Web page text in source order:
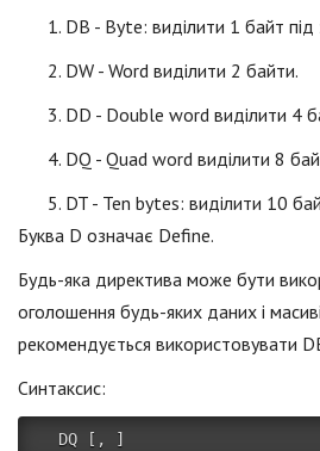
DB - Byte: виділити 1 байт під
DW - Word виділити 2 байти.
DD - Double word виділити 4
DQ - Quad word виділити 8
DT - Ten bytes: виділити 10
Буква D означає Define.
Будь-яка директива може бути
оголошення будь-яких даних і
рекомендується використовувати
Синтаксис:
  DQ
[ , ]